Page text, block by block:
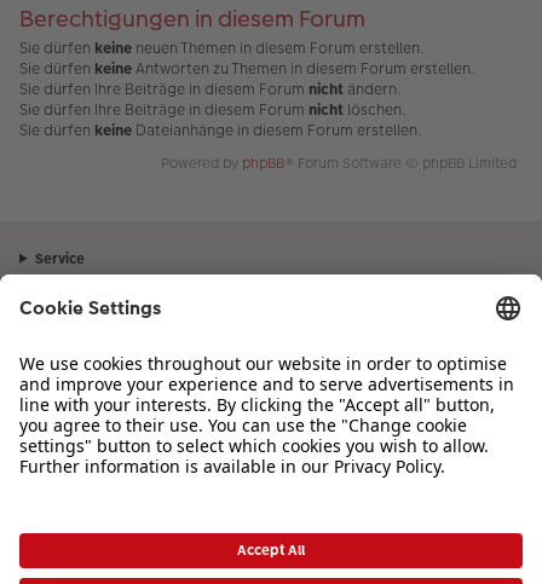
g
Berechtigungen in diesem Forum
Sie dürfen keine neuen Themen in diesem Forum erstellen.
Sie dürfen keineAntworten zu Themen in diesem Forum erstellen.
Sie dürfen Ihre Beiträge in diesem Forum nicht ändern.
Sie dürfen Ihre Beiträge in diesem Forum nicht löschen.
Sie dürfen keine Dateianhänge in diesem Forum erstellen.
Powered by phpBB® Forum Software © phpBB Limited
Service
Sortiment
Inspiration